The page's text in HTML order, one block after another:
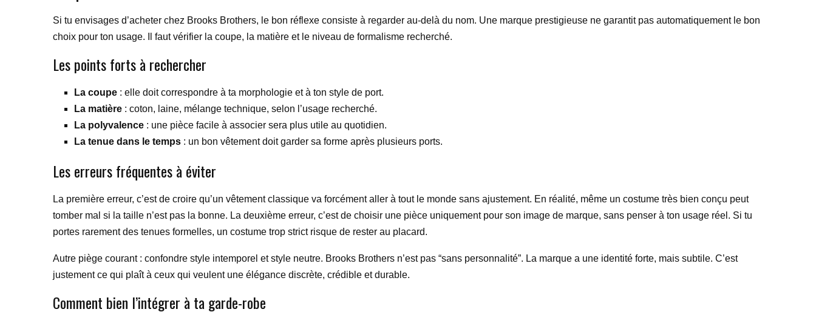
Si tu envisages d’acheter chez Brooks Brothers, le bon réflexe consiste à regarder au-delà du nom. Une marque prestigieuse ne garantit pas automatiquement le bon
choix pour ton usage. Il faut vérifier la coupe, la matière et le niveau de formalisme recherché.
Les points forts à rechercher
La coupe : elle doit correspondre à ta morphologie et à ton style de port.
La matière : coton, laine, mélange technique, selon l’usage recherché.
La polyvalence : une pièce facile à associer sera plus utile au quotidien.
La tenue dans le temps : un bon vêtement doit garder sa forme après plusieurs ports.
Les erreurs fréquentes à éviter
La première erreur, c’est de croire qu’un vêtement classique va forcément aller à tout le monde sans ajustement. En réalité, même un costume très bien conçu peut
tomber mal si la taille n’est pas la bonne. La deuxième erreur, c’est de choisir une pièce uniquement pour son image de marque, sans penser à ton usage réel. Si tu
portes rarement des tenues formelles, un costume trop strict risque de rester au placard.
Autre piège courant : confondre style intemporel et style neutre. Brooks Brothers n’est pas “sans personnalité”. La marque a une identité forte, mais subtile. C’est
justement ce qui plaît à ceux qui veulent une élégance discrète, crédible et durable.
Comment bien l’intégrer à ta garde-robe